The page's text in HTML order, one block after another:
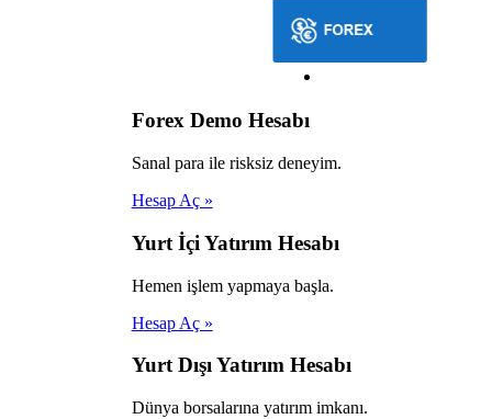
Forex Demo Hesabı
Sanal para ile risksiz deneyim.
Hesap Aç »
Yurt İçi Yatırım Hesabı
Hemen işlem yapmaya başla.
Hesap Aç »
Yurt Dışı Yatırım Hesabı
Dünya borsalarına yatırım imkanı.